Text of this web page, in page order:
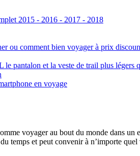
2015 - 2016 - 2017 - 2018
ou comment bien voyager à prix
pantalon et la veste de trail plus légers
en voyage
voyager au bout du monde dans
temps et peut convenir à n’importe